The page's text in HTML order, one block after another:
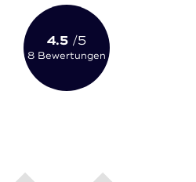
4.5 /5
8 Bewertungen